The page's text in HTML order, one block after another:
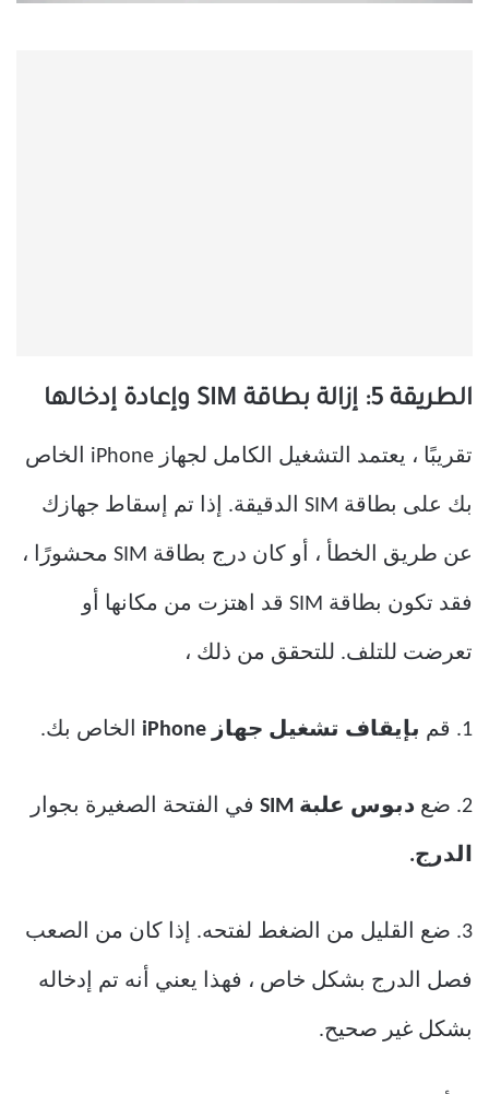
الطريقة 5: إزالة بطاقة SIM وإعادة إدخالها
تقريبًا ، يعتمد التشغيل الكامل لجهاز iPhone الخاص
بك على بطاقة SIM الدقيقة. إذا تم إسقاط جهازك
عن طريق الخطأ ، أو كان درج بطاقة SIM محشورًا ،
فقد تكون بطاقة SIM قد اهتزت من مكانها أو
تعرضت للتلف. للتحقق من ذلك ،
1. قم بإيقاف تشغيل جهاز iPhone الخاص بك.
2. ضع دبوس علبة SIM في الفتحة الصغيرة بجوار
الدرج.
3. ضع القليل من الضغط لفتحه. إذا كان من الصعب
فصل الدرج بشكل خاص ، فهذا يعني أنه تم إدخاله
بشكل غير صحيح.